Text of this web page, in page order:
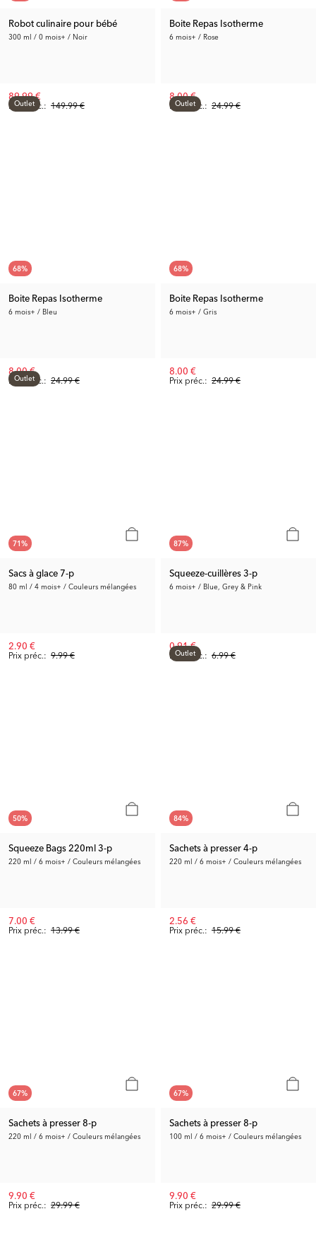
Robot culinaire pour bébé
300 ml / 0 mois+ / Noir
Prix préc.: 149.99 €
89.99 €
Boite Repas Isotherme
6 mois+ / Rose
Prix préc.: 24.99 €
8.00 €
Outlet
68%
Boite Repas Isotherme
6 mois+ / Bleu
Prix préc.: 24.99 €
8.00 €
Outlet
68%
Boite Repas Isotherme
6 mois+ / Gris
Prix préc.: 24.99 €
8.00 €
Outlet
71%
Sacs à glace 7-p
80 ml / 4 mois+ / Couleurs mélangées
Prix préc.: 9.99 €
2.90 €
87%
Squeeze-cuillères 3-p
6 mois+ / Blue, Grey & Pink
Prix préc.: 6.99 €
0.91 €
50%
Squeeze Bags 220ml 3-p
220 ml / 6 mois+ / Couleurs mélangées
Prix préc.: 13.99 €
7.00 €
Outlet
84%
Sachets à presser 4-p
220 ml / 6 mois+ / Couleurs mélangées
Prix préc.: 15.99 €
2.56 €
67%
Sachets à presser 8-p
220 ml / 6 mois+ / Couleurs mélangées
Prix préc.: 29.99 €
9.90 €
67%
Sachets à presser 8-p
100 ml / 6 mois+ / Couleurs mélangées
Prix préc.: 29.99 €
9.90 €